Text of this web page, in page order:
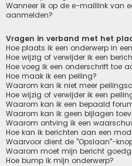
Wanneer ik op de e-maillink van
aanmelden?
Vragen in verband met het
Hoe plaats ik een onderwerp in
Hoe wijzig of verwijder ik een
Hoe voeg ik een onderschrift toe
Hoe maak ik een peiling?
Waarom kan ik niet meer
Hoe wijzig of verwijder ik een
Waarom kan ik een bepaald
Waarom kan ik geen bijlagen
Waarom ontving ik een
Hoe kan ik berichten aan een
Waarvoor dient de "Opslaan"-
Waarom moet mijn bericht
Hoe bump ik mijn onderwerp?